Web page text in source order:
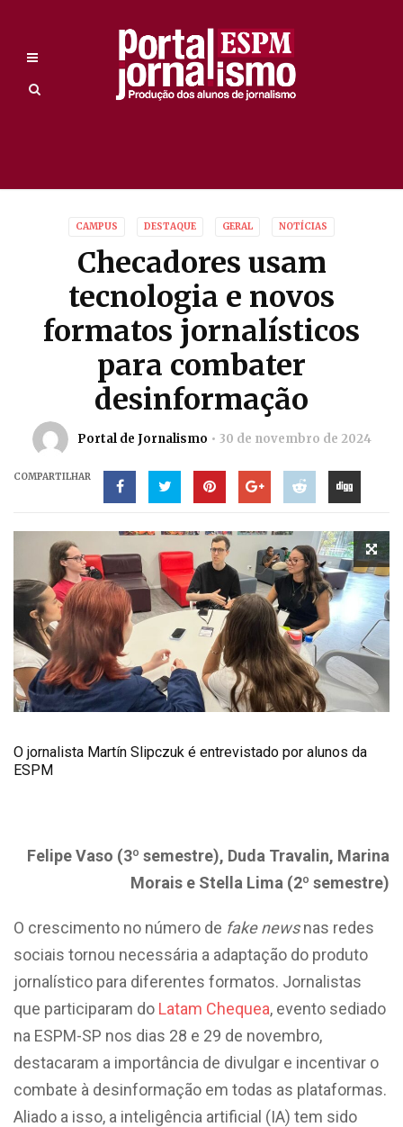
CAMPUS DESTAQUE GERAL NOTÍCIAS
Checadores usam
tecnologia e novos
formatos jornalísticos
para combater
desinformação
Portal de Jornalismo 30 de novembro de 2024
COMPARTILHAR
O jornalista Martín Slipczuk é entrevistado por alunos da
ESPM
Felipe Vaso (3º semestre), Duda Travalin, Marina
Morais e Stella Lima (2º semestre)
O crescimento no número de fake newsnas redes
sociais tornou necessária a adaptação do produto
jornalístico para diferentes formatos. Jornalistas
que participaram do Latam Chequea, evento sediado
na ESPM-SP nos dias 28 e 29 de novembro,
destacaram a importância de divulgar e incentivar o
combate à desinformação em todas as plataformas.
Aliado a isso, a inteligência artificial (IA) tem sido